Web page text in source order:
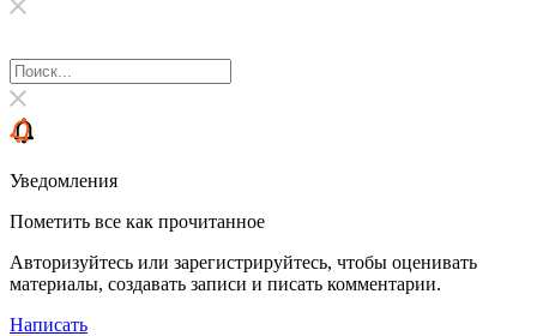
Уведомления
Пометить все как прочитанное
Авторизуйтесь или зарегистрируйтесь, чтобы оценивать
материалы, создавать записи и писать комментарии.
Написать